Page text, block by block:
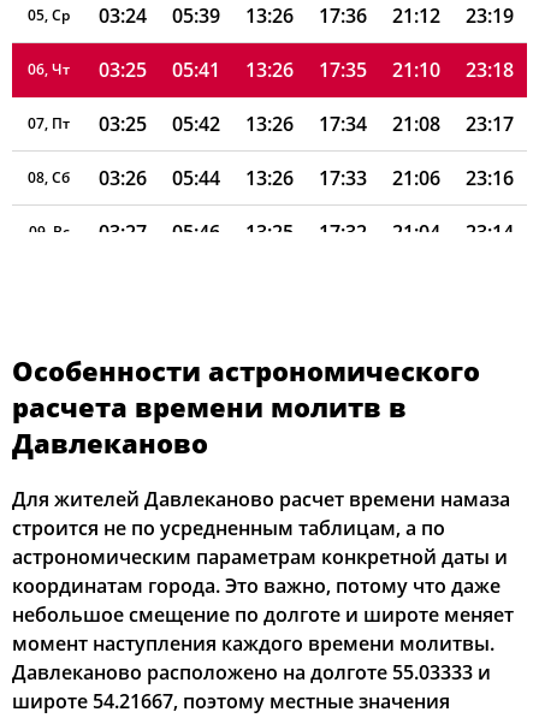
05, Ср 03:24 05:39 13:26 17:36 21:12 23:19
06, Чт 03:25 05:41 13:26 17:35 21:10 23:18
07, Пт 03:25 05:42 13:26 17:34 21:08 23:17
08, Сб 03:26 05:44 13:26 17:33 21:06 23:16
09, Вс 03:27 05:46 13:25 17:32 21:04 23:14
13:25
13, Чт 03:31 05:53
14, Пт 03:35 05:55 13:25 17:27 20:53 23:00
15, Сб 03:38 05:57 13:24 17:26 20:51 22:57
16, Вс 03:42 05:59 13:24 17:25 20:49 22:53
17, Пн 03:45 06:00 13:24 17:24 20:47 22:50
Особенности астрономического
расчета времени молитв в
Давлеканово
Для жителей Давлеканово расчет времени намаза
строится не по усредненным таблицам, а по
астрономическим параметрам конкретной даты и
координатам города. Это важно, потому что даже
небольшое смещение по долготе и широте меняет
момент наступления каждого времени молитвы.
Давлеканово расположено на долготе 55.03333 и
широте 54.21667, поэтому местные значения